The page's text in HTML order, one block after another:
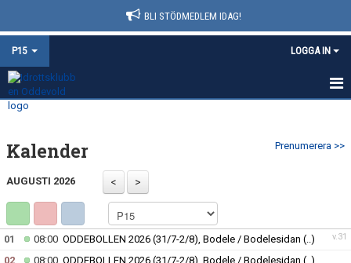
BLI STÖDMEDLEM IDAG!
P15 LOGGA IN
HEM
NYHETER
KALENDER
Prenumerera >>
Kalender
AUGUSTI 2026
v.31
01 08:00 ODDEBOLLEN 2026 (31/7-2/8), Bodele / Bodelesidan (..)
02
08:00 ODDEBOLLEN 2026 (31/7-2/8), Bodele / Bodelesidan (..)